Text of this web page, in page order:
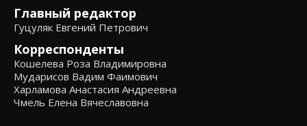
Главный редактор
Гуцуляк Евгений Петрович
Корреспонденты
Кошелева Роза Владимировна
Мударисов Вадим Фаимович
Харламова Анастасия Андреевна
Чмель Елена Вячеславовна